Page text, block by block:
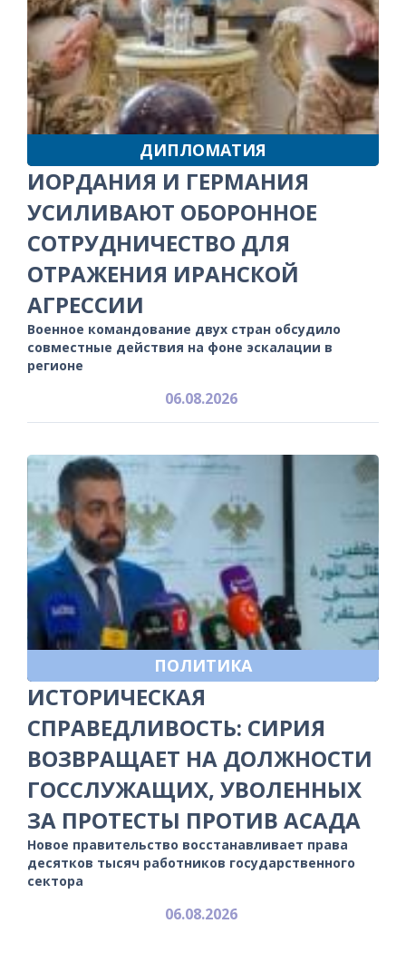
ДИПЛОМАТИЯ
ИОРДАНИЯ И ГЕРМАНИЯ
УСИЛИВАЮТ ОБОРОННОЕ
СОТРУДНИЧЕСТВО ДЛЯ
ОТРАЖЕНИЯ ИРАНСКОЙ
АГРЕССИИ
Военное командование двух стран обсудило
совместные действия на фоне эскалации в
регионе
06.08.2026
ПОЛИТИКА
ИСТОРИЧЕСКАЯ
СПРАВЕДЛИВОСТЬ: СИРИЯ
ВОЗВРАЩАЕТ НА ДОЛЖНОСТИ
ГОССЛУЖАЩИХ, УВОЛЕННЫХ
ЗА ПРОТЕСТЫ ПРОТИВ АСАДА
Новое правительство восстанавливает права
десятков тысяч работников государственного
сектора
06.08.2026